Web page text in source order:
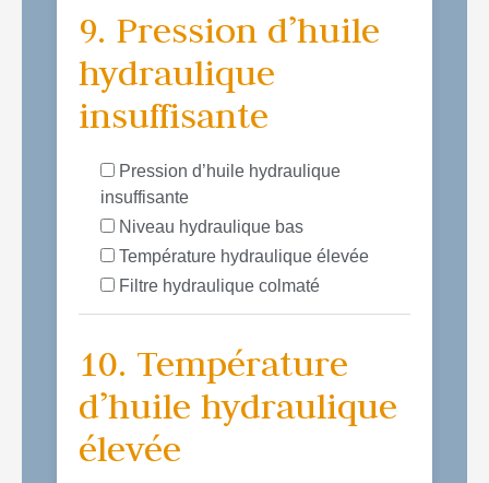
9. Pression d’huile
hydraulique
insuffisante
Pression d’huile hydraulique
insuffisante
Niveau hydraulique bas
Température hydraulique élevée
Filtre hydraulique colmaté
10. Température
d’huile hydraulique
élevée